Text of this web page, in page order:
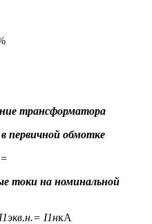
трансформатора
первичной обмотке
=
токи на номинальной
I1экв.н.= I1нкА